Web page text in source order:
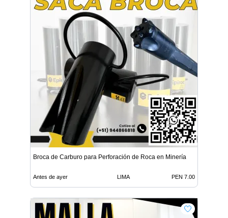
Broca de Carburo para Perforación de Roca en Minería
Antes de ayer LIMA PEN 7.00